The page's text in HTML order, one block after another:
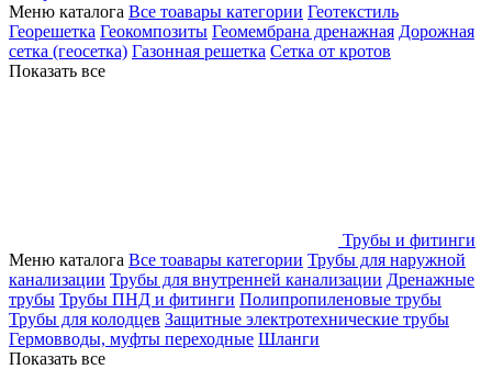
Меню каталога Все тоавары категории Геотекстиль
Георешетка Геокомпозиты Геомембрана дренажная Дорожная
сетка (геосетка) Газонная решетка Сетка от кротов
Показать все
Трубы и фитинги
Меню каталога Все тоавары категории Трубы для наружной
канализации Трубы для внутренней канализации Дренажные
трубы Трубы ПНД и фитинги Полипропиленовые трубы
Трубы для колодцев Защитные электротехнические трубы
Гермовводы, муфты переходные Шланги
Показать все